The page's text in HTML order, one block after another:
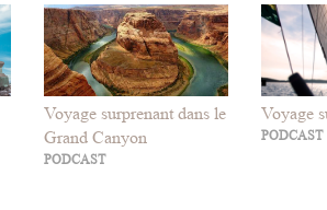
Voyage surprenant dans le
Grand Canyon
PODCAST
Voyage
PODCAST